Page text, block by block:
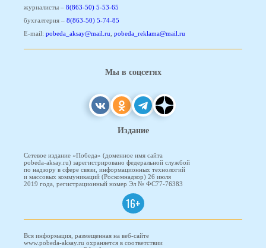
журналисты – 8(863-50) 5-53-65
бухгалтерия – 8(863-50) 5-74-85
E-mail: pobeda_aksay@mail.ru, pobeda_reklama@mail.ru
Мы в соцсетях
Издание
Сетевое издание «Победа» (доменное имя сайта
pobeda-aksay.ru) зарегистрировано федеральной службой
по надзору в сфере связи, информационных технологий
и массовых коммуникаций (Роскомнадзор) 26 июля
2019 года, регистрационный номер Эл № ФС77-76383
16+
Вся информация, размещенная на веб-сайте
www.pobeda-aksay.ru охраняется в соответствии